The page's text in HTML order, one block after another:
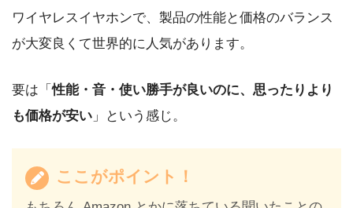
ワイヤレスイヤホンで、製品の性能と価格のバランス
が大変良くて世界的に人気があります。
要は「性能・音・使い勝手が良いのに、思ったりより
も価格が安い 」という感じ。
ここがポイント！